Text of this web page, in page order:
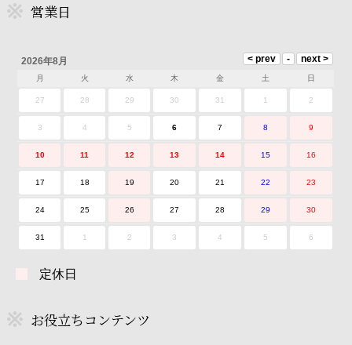
営業日
2026年8月
月 火 水 木 金 土 日
27 28 29 30 31 1 2
3 4 5 6 7 8 9
10 11 12 13 14 15 16
17 18 19 20 21 22 23
24 25 26 27 28 29 30
31 1 2 3 4 5 6
定休日
お役立ちコンテンツ